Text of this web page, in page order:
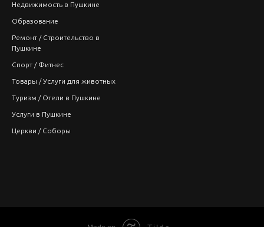
Недвижимость в Пушкине
Образование
Ремонт / Строительство в
Пушкине
Спорт / Фитнес
Товары / Услуги для животных
Туризм / Отели в Пушкине
Услуги в Пушкине
Церкви / Соборы